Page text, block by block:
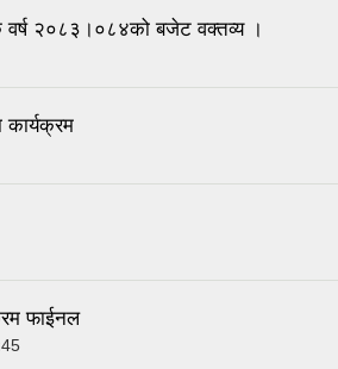
वर्ष २०८३।०८४को बजेट वक्तव्य ।
फाईनल